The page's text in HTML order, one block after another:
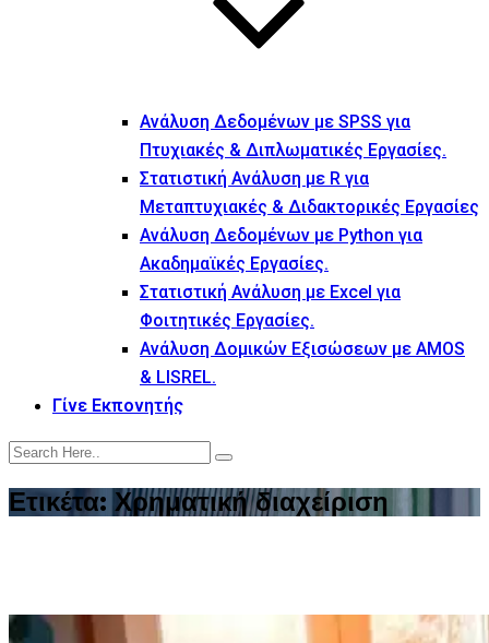
Ανάλυση Δεδομένων με SPSS για
Πτυχιακές & Διπλωματικές Εργασίες.
Στατιστική Ανάλυση με R για
Μεταπτυχιακές & Διδακτορικές Εργασίες
Ανάλυση Δεδομένων με Python για
Ακαδημαϊκές Εργασίες.
Στατιστική Ανάλυση με Excel για
Φοιτητικές Εργασίες.
Ανάλυση Δομικών Εξισώσεων με AMOS
& LISREL.
Γίνε Εκπονητής
Ετικέτα: Χρηματική διαχείριση